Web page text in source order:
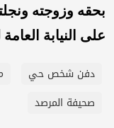
بحقه وزوجته
على النيابة
دفن شخص حي
صحيفة المرصد